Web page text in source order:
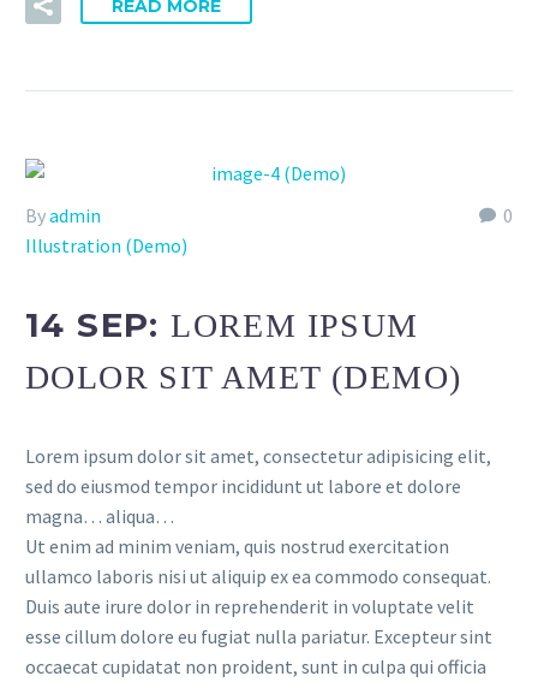
READ MORE
0
Byadmin
Illustration (Demo)
14 SEP:LOREM IPSUM
DOLOR SIT AMET (DEMO)
Lorem ipsum dolor sit amet, consectetur adipisicing elit,
sed do eiusmod tempor incididunt ut labore et dolore
magna… aliqua…
Ut enim ad minim veniam, quis nostrud exercitation
ullamco laboris nisi ut aliquip ex ea commodo consequat.
Duis aute irure dolor in reprehenderit in voluptate velit
esse cillum dolore eu fugiat nulla pariatur. Excepteur sint
occaecat cupidatat non proident, sunt in culpa qui officia